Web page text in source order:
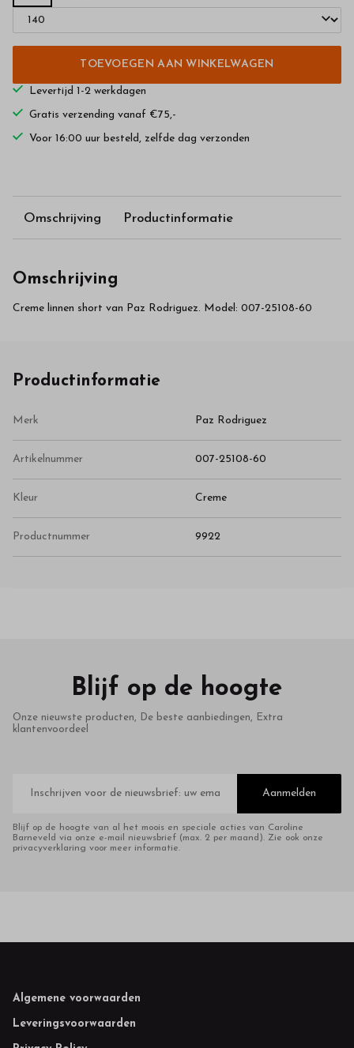
TOEVOEGEN AAN WINKELWAGEN
Levertijd 1-2 werkdagen
Gratis verzending vanaf €75,-
Voor 16:00 uur besteld, zelfde dag verzonden
Omschrijving Productinformatie
Omschrijving
Creme linnen short van Paz Rodriguez. Model: 007-25108-60
Productinformatie
Merk Paz Rodriguez
Artikelnummer 007-25108-60
Kleur Creme
Productnummer 9922
Blijf op de hoogte
Onze nieuwste producten, De beste aanbiedingen, Extra
klantenvoordeel
mailadres
Aanmelden
Blijf op de hoogte van al het moois en speciale acties van Caroline
Barneveld via onze e-mail nieuwsbrief (max. 2 per maand). Zie ook onze
privacyverklaring voor meer informatie.
Footer
Algemene voorwaarden
Leveringsvoorwaarden